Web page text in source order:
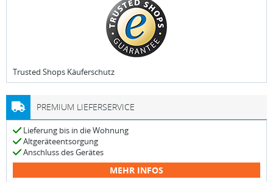
Trusted Shops Käuferschutz
PREMIUM LIEFERSERVICE
Lieferung bis in die Wohnung
Altgeräteentsorgung
Anschluss des Gerätes
MEHR INFOS